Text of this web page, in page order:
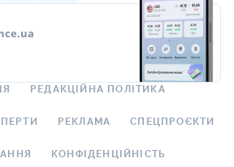
РЕДАКЦІЙНА ПОЛІТИКА
РЕКЛАМА СПЕЦПРОЄКТИ
КОНФІДЕНЦІЙНІСТЬ